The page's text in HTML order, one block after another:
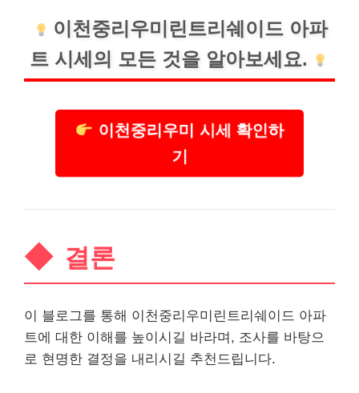
이천중리우미린트리쉐이드 아파
트 시세의 모든 것을 알아보세요.
이천중리우미 시세 확인하
기
결론
이 블로그를 통해 이천중리우미린트리쉐이드 아파
트에 대한 이해를 높이시길 바라며, 조사를 바탕으
로 현명한 결정을 내리시길 추천드립니다.